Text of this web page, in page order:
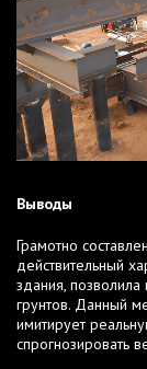
Выводы
Грамотно
действительный
здания,
грунтов. Данный
имитирует
спрогнозировать